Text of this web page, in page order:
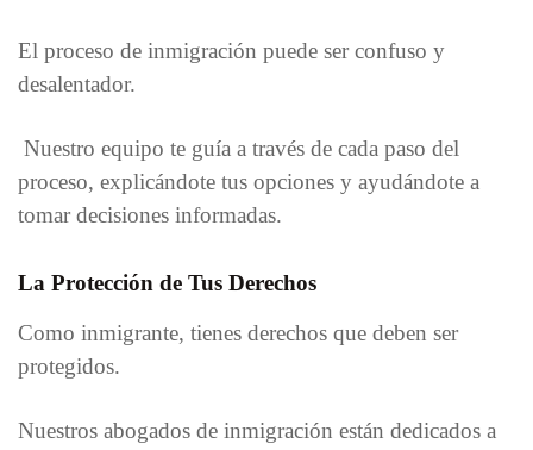
El proceso de inmigración puede ser confuso y
desalentador.
Nuestro equipo te guía a través de cada paso del
proceso, explicándote tus opciones y ayudándote a
tomar decisiones informadas.
La Protección de Tus Derechos
Como inmigrante, tienes derechos que deben ser
protegidos.
Nuestros abogados de inmigración están dedicados a